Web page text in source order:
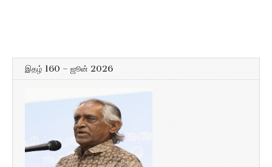
இதழ் 160 – ஜூன் 2026